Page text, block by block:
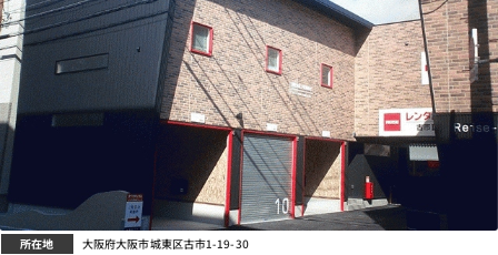
所在地 大阪府大阪市城東区古市1-19-30